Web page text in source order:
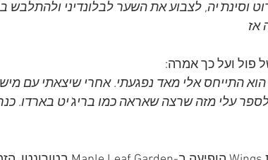
וסינת'יה, לצבוע את השער לבלונדיני ולהתלבש
אז
פול ועל כך אמרה:
הוא התייחס אלי מאד נפגעתי. אחרי שיצאתי עם
לספר עלי מזה שרצה שאראה כמו בריג'יט בארדו.